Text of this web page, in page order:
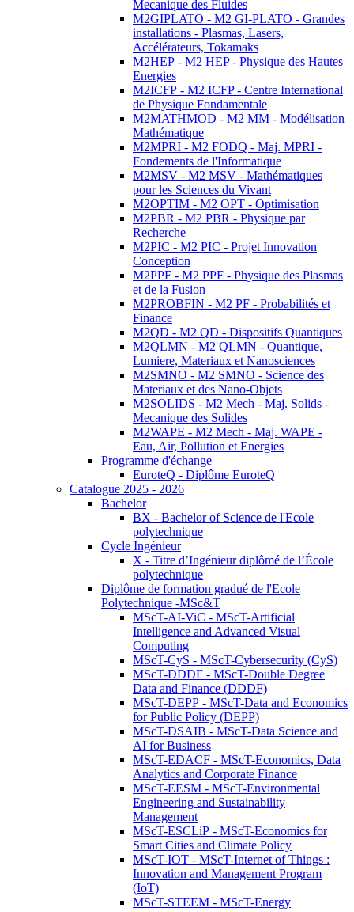
Mecanique des Fluides
M2GIPLATO - M2 GI-PLATO - Grandes
installations - Plasmas, Lasers,
Accélérateurs, Tokamaks
M2HEP - M2 HEP - Physique des Hautes
Energies
M2ICFP - M2 ICFP - Centre International
de Physique Fondamentale
M2MATHMOD - M2 MM - Modélisation
Mathématique
M2MPRI - M2 FODQ - Maj. MPRI -
Fondements de l'Informatique
M2MSV - M2 MSV - Mathématiques
pour les Sciences du Vivant
M2OPTIM - M2 OPT - Optimisation
M2PBR - M2 PBR - Physique par
Recherche
M2PIC - M2 PIC - Projet Innovation
Conception
M2PPF - M2 PPF - Physique des Plasmas
et de la Fusion
M2PROBFIN - M2 PF - Probabilités et
Finance
M2QD - M2 QD - Dispositifs Quantiques
M2QLMN - M2 QLMN - Quantique,
Lumiere, Materiaux et Nanosciences
M2SMNO - M2 SMNO - Science des
Materiaux et des Nano-Objets
M2SOLIDS - M2 Mech - Maj. Solids -
Mecanique des Solides
M2WAPE - M2 Mech - Maj. WAPE -
Eau, Air, Pollution et Energies
Programme d'échange
EuroteQ - Diplôme EuroteQ
Catalogue 2025 - 2026
Bachelor
BX - Bachelor of Science de l'Ecole
polytechnique
Cycle Ingénieur
X - Titre d’Ingénieur diplômé de l’École
polytechnique
Diplôme de formation gradué de l'Ecole
Polytechnique -MSc&T
MScT-AI-ViC - MScT-Artificial
Intelligence and Advanced Visual
Computing
MScT-CyS - MScT-Cybersecurity (CyS)
MScT-DDDF - MScT-Double Degree
Data and Finance (DDDF)
MScT-DEPP - MScT-Data and Economics
for Public Policy (DEPP)
MScT-DSAIB - MScT-Data Science and
AI for Business
MScT-EDACF - MScT-Economics, Data
Analytics and Corporate Finance
MScT-EESM - MScT-Environmental
Engineering and Sustainability
Management
MScT-ESCLiP - MScT-Economics for
Smart Cities and Climate Policy
MScT-IOT - MScT-Internet of Things :
Innovation and Management Program
(IoT)
MScT-STEEM - MScT-Energy